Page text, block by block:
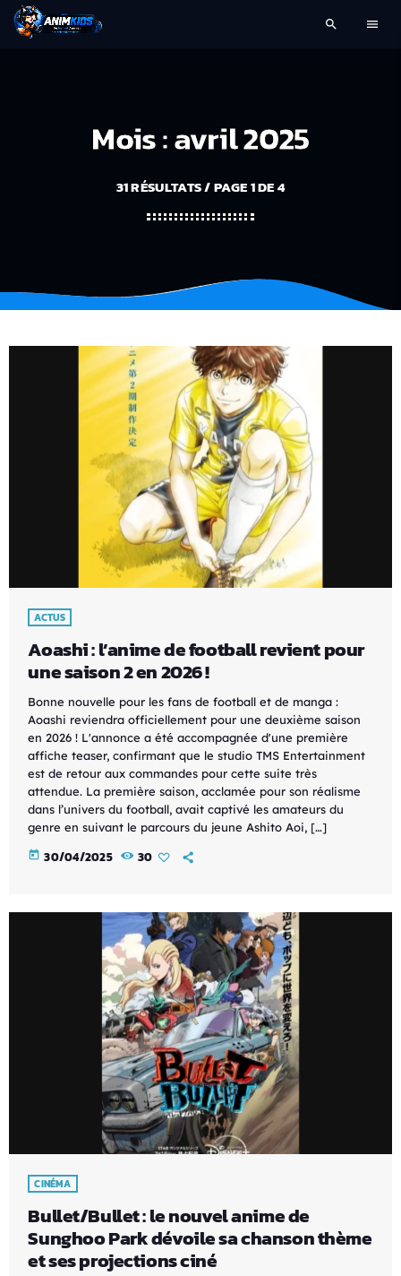
search menu
Mois : avril 2025
31 RÉSULTATS / PAGE 1 DE 4
ACTUS
Aoashi : l’anime de football revient pour
une saison 2 en 2026 !
Bonne nouvelle pour les fans de football et de manga :
Aoashi reviendra officiellement pour une deuxième saison
en 2026 ! L'annonce a été accompagnée d'une première
affiche teaser, confirmant que le studio TMS Entertainment
est de retour aux commandes pour cette suite très
attendue. La première saison, acclamée pour son réalisme
dans l’univers du football, avait captivé les amateurs du
genre en suivant le parcours du jeune Ashito Aoi, […]
today 30/04/2025 30
CINÉMA
Bullet/Bullet : le nouvel anime de
Sunghoo Park dévoile sa chanson thème
et ses projections ciné